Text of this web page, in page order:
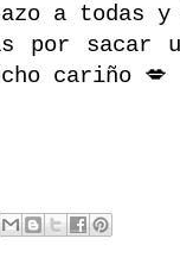
a todas
por
cariño 💋